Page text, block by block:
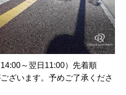
～翌日11:00）先着順
ざいます。予めご了承くださ